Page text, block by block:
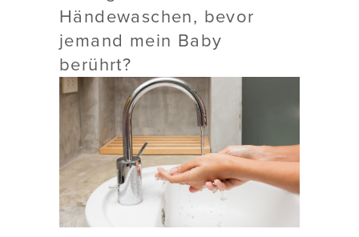
Händewaschen, bevor
jemand mein Baby
berührt?